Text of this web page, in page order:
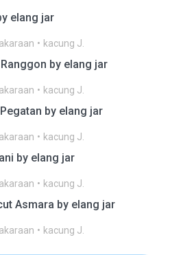
elang jar
kacung J.
by elang jar
kacung J.
by elang jar
kacung J.
by elang jar
kacung J.
Asmara by elang jar
kacung J.